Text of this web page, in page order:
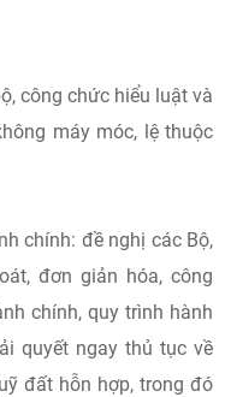
công chức hiểu luật và
máy móc, lệ thuộc
chính: đề nghị các Bộ,
đơn giản hóa, công
chính, quy trình hành
quyết ngay thủ tục về
đất hỗn hợp, trong đó